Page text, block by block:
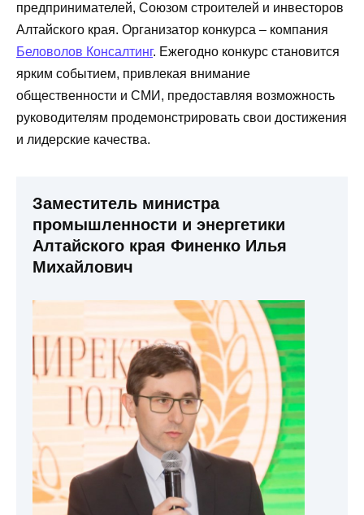
предпринимателей, Союзом строителей и инвесторов
Алтайского края. Организатор конкурса – компания
Беловолов Консалтинг. Ежегодно конкурс становится
ярким событием, привлекая внимание
общественности и СМИ, предоставляя возможность
руководителям продемонстрировать свои достижения
и лидерские качества.
Заместитель министра
промышленности и энергетики
Алтайского края Финенко Илья
Михайлович